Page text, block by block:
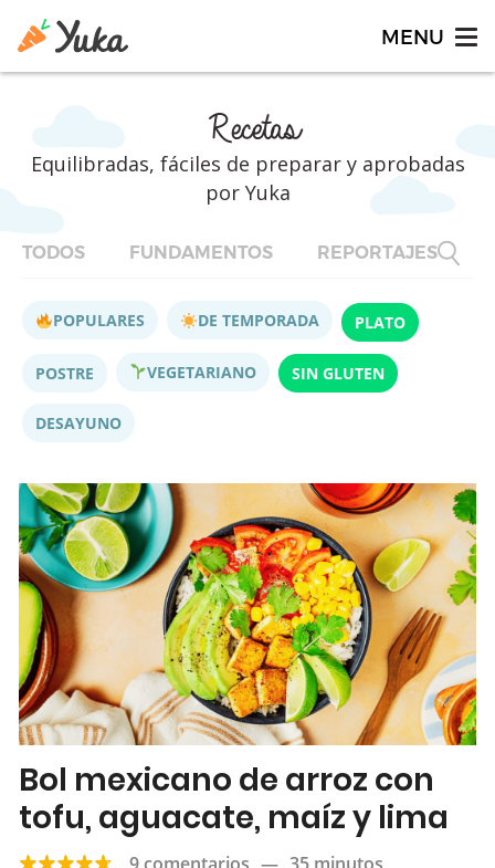
Recetas
Equilibradas, fáciles de preparar y aprobadas
por Yuka
TODOS FUNDAMENTOS REPORTAJES
POPULARES DE TEMPORADA PLATO
POSTRE VEGETARIANO SIN GLUTEN
DESAYUNO
Bol mexicano de arroz con
tofu, aguacate, maíz y lima
9 comentarios — 35 minutos